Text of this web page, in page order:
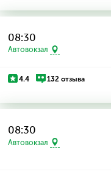
08:30
Автовокзал
4.4 132 отзыва
08:30
Автовокзал